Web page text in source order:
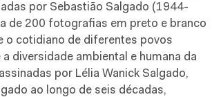
por Sebastião Salgado (1944-
de 200 fotografias em preto e branco
o cotidiano de diferentes povos
diversidade ambiental e humana da
por Lélia Wanick Salgado,
ao longo de seis décadas,